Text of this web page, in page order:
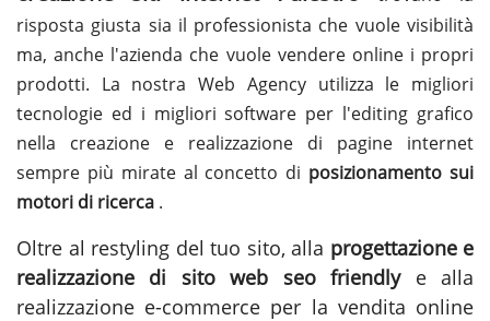
risposta giusta sia il professionista che vuole visibilità
ma, anche l'azienda che vuole vendere online i propri
prodotti. La nostra Web Agency utilizza le migliori
tecnologie ed i migliori software per l'editing grafico
nella creazione e realizzazione di pagine internet
sempre più mirate al concetto di posizionamento sui
motori di ricerca .
Oltre al restyling del tuo sito, alla progettazione e
realizzazione di sito web seo friendly e alla
realizzazione e-commerce per la vendita online